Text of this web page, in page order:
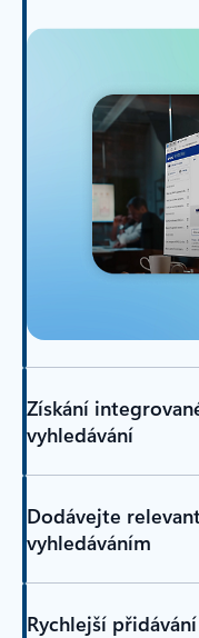
Získání
vyhledávání
Dodávejte
vyhledáváním
Rychlejší